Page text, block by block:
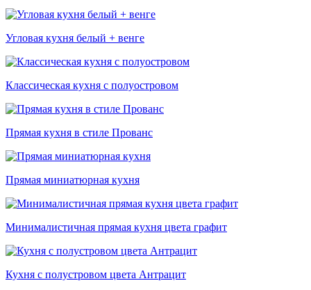
Угловая кухня белый + венге
Классическая кухня с полуостровом
Прямая кухня в стиле Прованс
Прямая миниатюрная кухня
Минималистичная прямая кухня цвета графит
Кухня с полустровом цвета Антрацит